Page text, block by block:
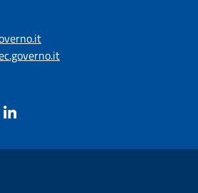
Instagram